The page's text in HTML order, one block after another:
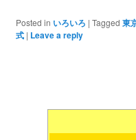
Posted in いろいろ | Tagged 東
式 | Leave a reply